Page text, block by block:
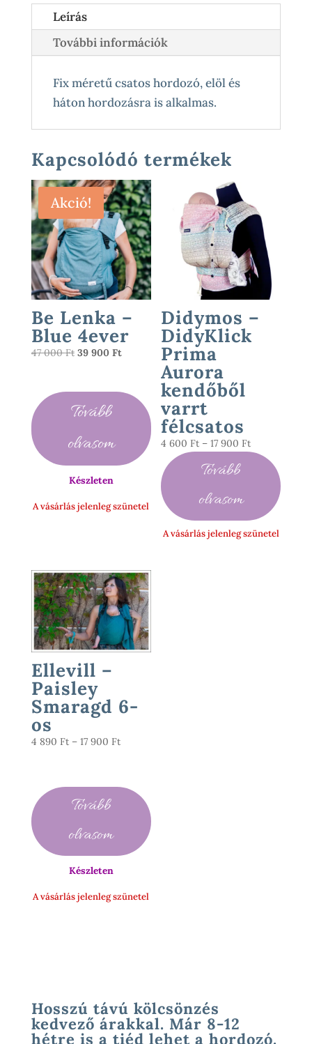
Leírás
További információk
Fix méretű csatos hordozó, elöl és
háton hordozásra is alkalmas.
Kapcsolódó termékek
Akció!
Be Lenka –
Blue 4ever
47 000Ft Original
000 Ft.
39 900 FtCurrent
39
900 Ft.
Tovább
olvasom
Készleten
A vásárlás jelenleg szünetel
Didymos –
DidyKlick
Prima
Aurora
kendőből
varrt
félcsatos
4 600 Ft – 17 900 FtÁrtartomány:
600 Ft
900 Ft
Tovább
olvasom
A vásárlás jelenleg szünetel
Ellevill –
Paisley
Smaragd 6-
os
4 890 Ft – 17 900 FtÁrtartomány:
-
Tovább
olvasom
Készleten
A vásárlás jelenleg szünetel
Hosszú távú kölcsönzés
kedvező árakkal. Már 8-12
hétre is a tiéd lehet a hordozó.